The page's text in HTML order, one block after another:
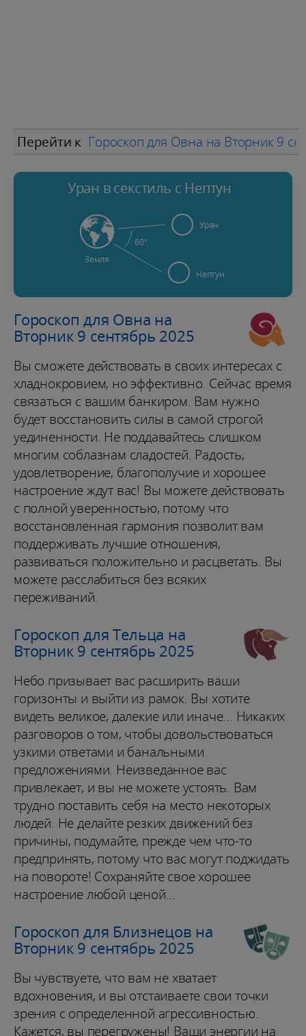
Перейти к Гороскоп для Овна на Вторник 9
Уран в секстиль с Нептун
Земля
Уран
Нептун
60°
Гороскоп для Овна на
Вторник 9 сентябрь 2025
Вы сможете действовать в своих интересах с
хладнокровием, но эффективно. Сейчас время
связаться с вашим банкиром. Вам нужно
будет восстановить силы в самой строгой
уединенности. Не поддавайтесь слишком
многим соблазнам сладостей. Радость,
удовлетворение, благополучие и хорошее
настроение ждут вас! Вы можете действовать
с полной уверенностью, потому что
восстановленная гармония позволит вам
поддерживать лучшие отношения,
развиваться положительно и расцветать. Вы
можете расслабиться без всяких
переживаний.
Гороскоп для Тельца на
Вторник 9 сентябрь 2025
Небо призывает вас расширить ваши
горизонты и выйти из рамок. Вы хотите
видеть великое, далекие или иначе... Никаких
разговоров о том, чтобы довольствоваться
узкими ответами и банальными
предложениями. Неизведанное вас
привлекает, и вы не можете устоять. Вам
трудно поставить себя на место некоторых
людей. Не делайте резких движений без
причины, подумайте, прежде чем что-то
предпринять, потому что вас могут поджидать
на повороте! Сохраняйте свое хорошее
настроение любой ценой...
Гороскоп для Близнецов на
Вторник 9 сентябрь 2025
Вы чувствуете, что вам не хватает
вдохновения, и вы отстаиваете свои точки
зрения с определенной агрессивностью.
Кажется, вы перегружены! Ваши энергии на